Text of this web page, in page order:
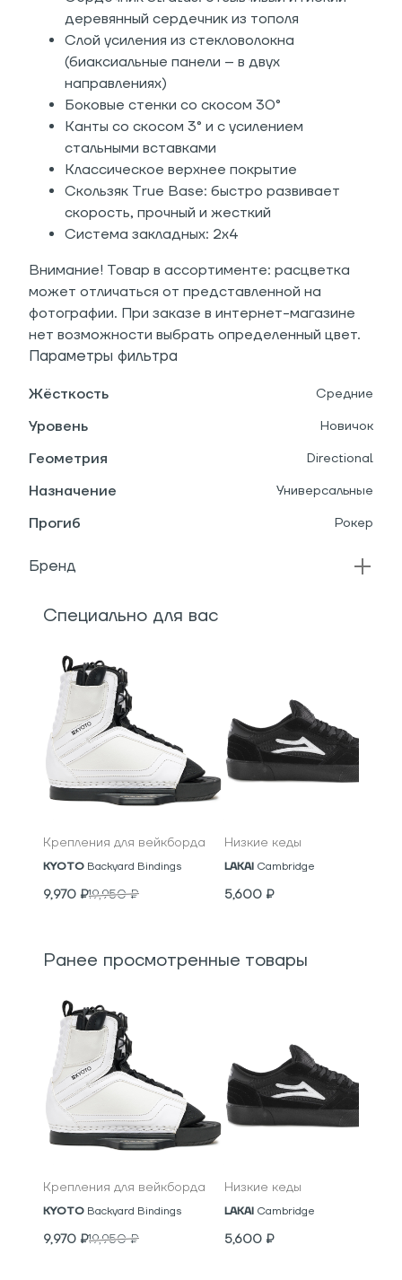
деревянный сердечник из тополя
Слой усиления из стекловолокна
(биаксиальные панели – в двух
направлениях)
Боковые стенки со скосом 30°
Канты со скосом 3° и с усилением
стальными вставками
Классическое верхнее покрытие
Скользяк True Base: быстро развивает
скорость, прочный и жесткий
Система закладных: 2х4
Внимание! Товар в ассортименте: расцветка
может отличаться от представленной на
фотографии. При заказе в интернет-магазине
нет возможности выбрать определенный цвет.
Параметры фильтра
Жёсткость Средние
Уровень Новичок
Геометрия Directional
Назначение Универсальные
Прогиб Рокер
Бренд
Специально для вас
Крепления для вейкборда
KYOTO Backyard Bindings
9,970 ₽19,950₽
Низкие кеды
LAKAI Cambridge
5,600 ₽
Ранее просмотренные товары
Крепления для вейкборда
KYOTO Backyard Bindings
9,970 ₽19,950₽
Низкие кеды
LAKAI Cambridge
5,600 ₽